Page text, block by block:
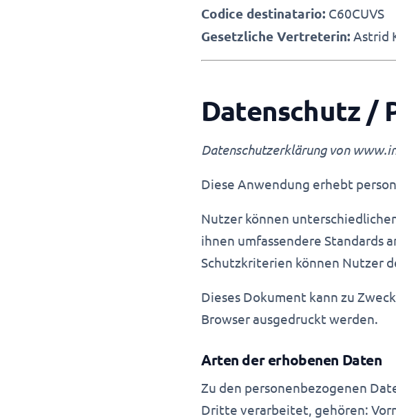
Codice destinatario: C60CUVS
Gesetzliche Vertreterin: Astrid
Datenschutz /
Datenschutzerklärung von
Diese Anwendung erhebt
Nutzer können
ihnen umfassendere Standards
Schutzkriterien können Nutzer
Dieses Dokument kann zu
Browser ausgedruckt werden.
Arten der erhobenen Daten
Zu den personenbezogenen
Dritte verarbeitet, gehören: